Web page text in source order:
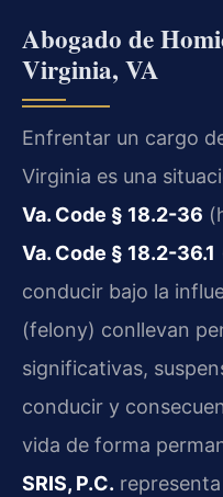
Abogado de
Virginia, VA
Enfrentar un cargo
Virginia es una
Va. Code § 18.2-36
Va. Code § 18.2-36.1
conducir bajo la
(felony) conllevan
significativas,
conducir y
vida de forma
SRIS, P.C.